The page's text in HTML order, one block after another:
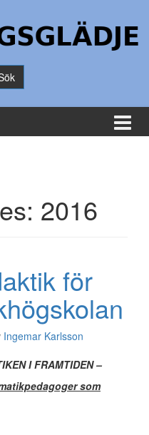
2016
för
Ingemar Karlsson
I FRAMTIDEN–
som